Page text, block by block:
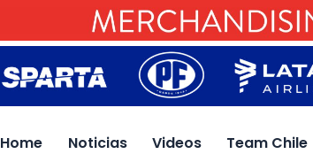
Home Noticias Videos Team Chile